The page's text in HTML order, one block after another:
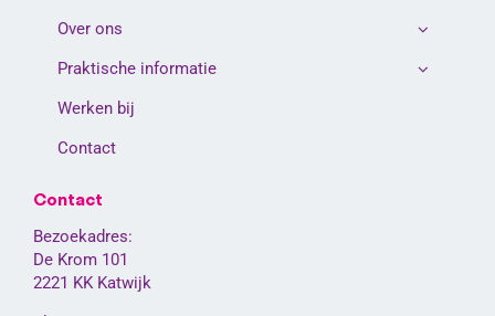
Over ons
Praktische informatie
Werken bij
Contact
Contact
Bezoekadres:
De Krom 101
2221 KK Katwijk